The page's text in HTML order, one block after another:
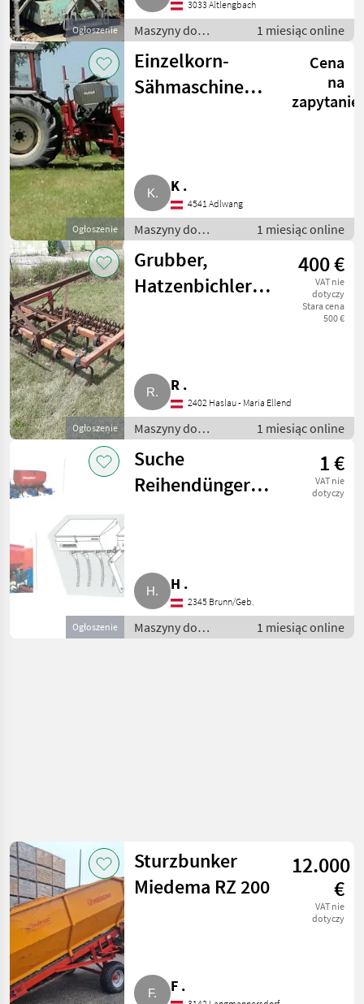
Ogłoszenie
3033 Altlengbach
Maszyny do
warzywnictwa /
Inne maszyny do
warzywnictwa
1 miesiąc online
Ogłoszenie
Einzelkorn-
Sähmaschine
Cena
na
zapytanie
K .
4541 Adlwang
Maszyny do
warzywnictwa /
Inne maszyny do
warzywnictwa
1 miesiąc online
Ogłoszenie
Grubber,
Hatzenbichler
400 €
VAT nie
dotyczy
Stara cena
500 €
R .
2402 Haslau - Maria Ellend
Maszyny do
warzywnictwa /
Inne maszyny do
warzywnictwa
1 miesiąc online
Ogłoszenie
Suche
Reihendüngerstreuer
1 €
VAT nie
dotyczy
H .
2345 Brunn/Geb.
Maszyny do
warzywnictwa /
1 miesiąc online
Sturzbunker
Miedema RZ 200
12.000
€
VAT nie
dotyczy
F .